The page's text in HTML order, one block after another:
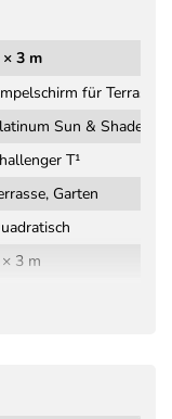
3 m
für Terrasse
Sun & Shade
T¹
Garten
3 m